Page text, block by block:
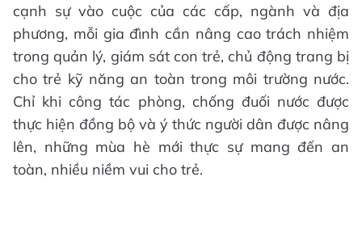
cạnh sự vào cuộc của các cấp, ngành và địa
phương, mỗi gia đình cần nâng cao trách nhiệm
trong quản lý, giám sát con trẻ, chủ động trang bị
cho trẻ kỹ năng an toàn trong môi trường nước.
Chỉ khi công tác phòng, chống đuối nước được
thực hiện đồng bộ và ý thức người dân được nâng
lên, những mùa hè mới thực sự mang đến an
toàn, nhiều niềm vui cho trẻ.